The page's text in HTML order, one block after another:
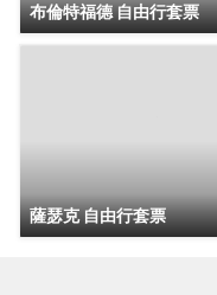
布倫特福德 自由行套票
薩瑟克 自由行套票